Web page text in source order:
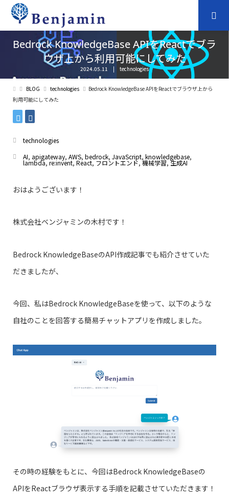
Bedrock KnowledgeBase APIをReactでブラ
ウザ上から利用可能にしてみた
2024.05.11 technologies
BLOG technologies
Bedrock KnowledgeBase APIをReactでブラウザ上から
利用可能にしてみた
technologies
AI, apigateway, AWS, bedrock, JavaScript, knowledgebase,
lambda, re:invent, React, フロントエンド,機械学習, 生成AI
おはようございます！
株式会社ベンジャミンの木村です！
Bedrock KnowledgeBaseのAPI作成記事でも紹介させていた
だきましたが、
今回、私はBedrock KnowledgeBaseを使って、以下のような
自社のことを回答する簡易チャットアプリを作成しました。
その時の経験をもとに、今回はBedrock KnowledgeBaseの
APIをReactブラウザ表示する手順を記載させていただきます！